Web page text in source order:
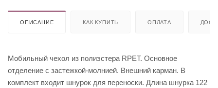
ОПИСАНИЕ КАК КУПИТЬ ОПЛАТА
Мобильный чехол из полиэстера RPET. Основное
отделение с застежкой-молнией. Внешний карман. В
комплект входит шнурок для переноски. Длина шнурка 122